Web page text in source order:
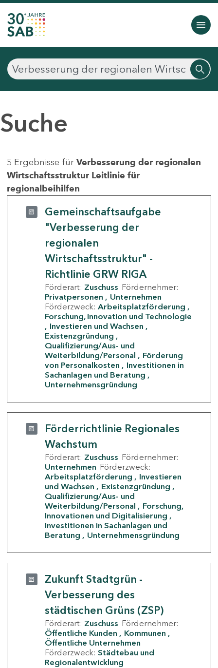
Suche
5 Ergebnisse für Verbesserung der regionalen
Wirtschaftsstruktur Leitlinie für
regionalbeihilfen
Gemeinschaftsaufgabe
"Verbesserung der
regionalen
Wirtschaftsstruktur" -
Richtlinie GRW RIGA
Förderart: Zuschuss Fördernehmer:
Privatpersonen
Unternehmen
Förderzweck: Arbeitsplatzförderung
Forschung, Innovation und Technologie
Investieren und Wachsen
Existenzgründung
Qualifizierung/Aus- und
Weiterbildung/Personal
Förderung
von Personalkosten
Investitionen in
Sachanlagen und Beratung
Unternehmensgründung
Förderrichtlinie Regionales
Wachstum
Förderart: Zuschuss Fördernehmer:
Unternehmen Förderzweck:
Arbeitsplatzförderung
Investieren
und Wachsen
Existenzgründung
Qualifizierung/Aus- und
Weiterbildung/Personal
Forschung,
Innovationen und Digitalisierung
Investitionen in Sachanlagen und
Beratung
Unternehmensgründung
Zukunft Stadtgrün -
Verbesserung des
städtischen Grüns (ZSP)
Förderart: Zuschuss Fördernehmer:
Öffentliche Kunden
Kommunen
Öffentliche Unternehmen
Förderzweck: Städtebau und
Regionalentwicklung